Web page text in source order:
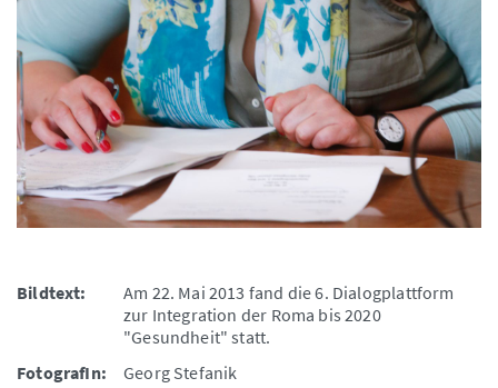
Bildtext:
Am 22. Mai 2013 fand die 6. Dialogplattform
zur Integration der Roma bis 2020
"Gesundheit" statt.
FotografIn:
Georg Stefanik